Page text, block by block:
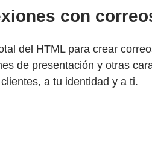
con
del HTML para crear
de presentación y otras
a tu identidad y a ti.